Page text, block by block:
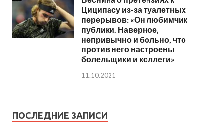
Циципасу из-за туалетных
перерывов: «Он любимчик
публики. Наверное,
непривычно и больно, что
против него настроены
болельщики и коллеги»
11.10.2021
ПОСЛЕДНИЕ ЗАПИСИ